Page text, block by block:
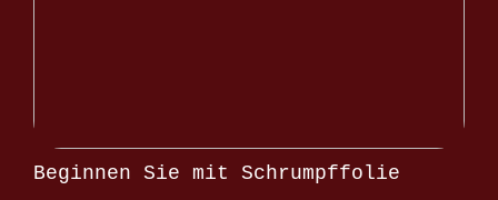
Beginnen Sie mit Schrumpffolie